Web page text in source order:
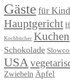
Gäste für
Hauptgericht
Kochbücher Kuchen
Schokolade
USA
Zwiebeln Äpfel